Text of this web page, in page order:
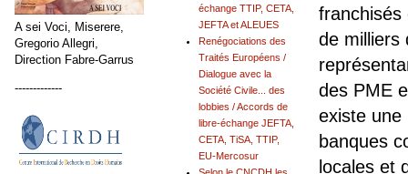
franchisés
de milliers
des PME
existe une
banques
locales et
échange TTIP, CETA,
JEFTA et ALEUES
Renégociations des
Traités Européens /
Dialogue avec la
Société Civile... des
lobbies / Accords de
libre-échange JEFTA,
CETA, TiSA, TTIP,
EU-Mercosur
A sei Voci, Miserere,
Gregorio Allegri,
Direction Fabre-Garrus
-------------